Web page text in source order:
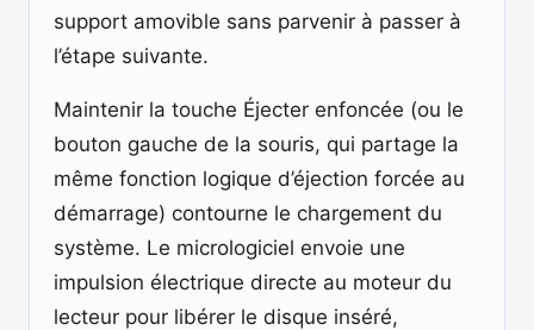
support amovible sans parvenir à passer à
l’étape suivante.
Maintenir la touche Éjecter enfoncée (ou le
bouton gauche de la souris, qui partage la
même fonction logique d’éjection forcée au
démarrage) contourne le chargement du
système. Le micrologiciel envoie une
impulsion électrique directe au moteur du
lecteur pour libérer le disque inséré,